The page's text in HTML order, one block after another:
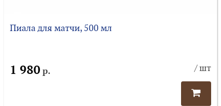
Пиала для матчи, 500 мл
1 980 р. / шт